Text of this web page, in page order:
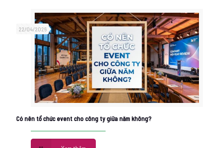
22/04/2026
Có nên tổ chức event cho công ty giữa năm không?